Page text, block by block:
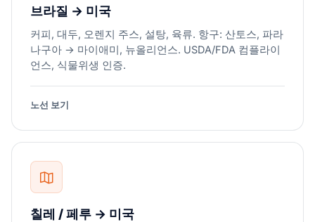
브라질 → 미국
커피, 대두, 오렌지 주스, 설탕, 육류. 항구: 산토스, 파라
나구아 → 마이애미, 뉴올리언스. USDA/FDA 컴플라이
언스, 식물위생 인증.
노선 보기
칠레 / 페루 → 미국